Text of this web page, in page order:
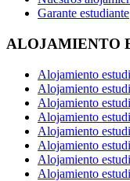
Garante estudiante
ALOJAMIENTO
Alojamiento
Alojamiento
Alojamiento
Alojamiento
Alojamiento
Alojamiento
Alojamiento
Alojamiento